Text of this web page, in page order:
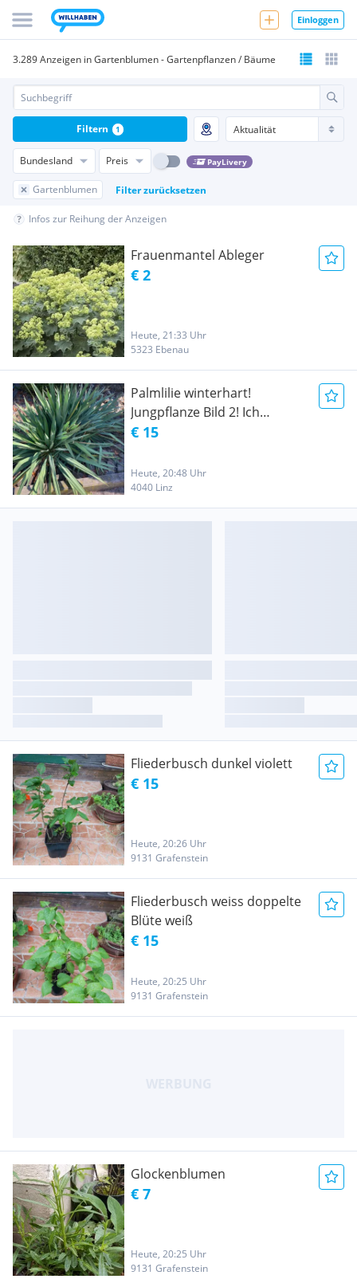
Einloggen
3.289 Anzeigen in Gartenblumen - Gartenpflanzen / Bäume
Bundesland Preis PayLivery
Gartenblumen Filter zurücksetzen
Filtern 1
Infos zur Reihung der Anzeigen
Frauenmantel Ableger
€ 2
Heute, 21:33 Uhr
5323 Ebenau
Palmlilie winterhart!
Jungpflanze Bild 2! Ich
versende!
€ 15
Heute, 20:48 Uhr
4040 Linz
Fliederbusch dunkel violett
€ 15
Heute, 20:26 Uhr
9131 Grafenstein
Fliederbusch weiss doppelte
Blüte weiß
€ 15
Heute, 20:25 Uhr
9131 Grafenstein
Glockenblumen
€ 7
Heute, 20:25 Uhr
9131 Grafenstein